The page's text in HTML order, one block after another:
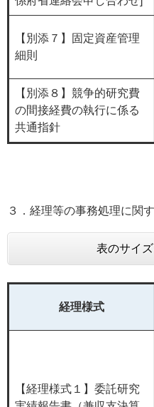
【別添７】固定資産管理
細則
【別添８】競争的研究費
の間接経費の執行に係る
共通指針
３．経理等の事務処理に関
表のサイ
経理様式
【経理様式１】委託研究